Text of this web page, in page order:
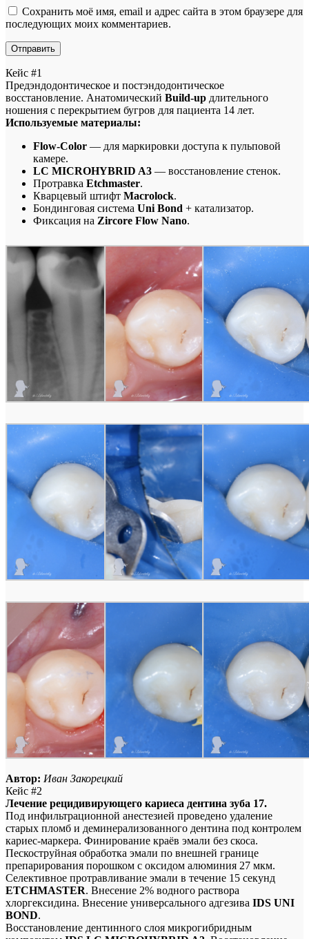
Сохранить моё имя, email и адрес сайта в этом браузере для
последующих моих комментариев.
Кейс #1
Предэндодонтическое и постэндодонтическое
восстановление. Анатомический Build-up длительного
ношения с перекрытием бугров для пациента 14 лет.
Используемые материалы:
Flow-Color — для маркировки доступа к пульповой
камере.
LC MICROHYBRID A3 — восстановление стенок.
Протравка Etchmaster.
Кварцевый штифт Macrolock.
Бондинговая система Uni Bond + катализатор.
Фиксация на Zircore Flow Nano.
Автор: Иван Закорецкий
Кейс #2
Лечение рецидивирующего кариеса дентина зуба 17.
Под инфильтрационной анестезией проведено удаление
старых пломб и деминерализованного дентина под контролем
кариес-маркера. Финирование краёв эмали без скоса.
Пескоструйная обработка эмали по внешней границе
препарирования порошком с оксидом алюминия 27 мкм.
Селективное протравливание эмали в течение 15 секунд
ETCHMASTER. Внесение 2% водного раствора
хлоргексидина. Внесение универсального адгезива IDS UNI
BOND.
Восстановление дентинного слоя микрогибридным